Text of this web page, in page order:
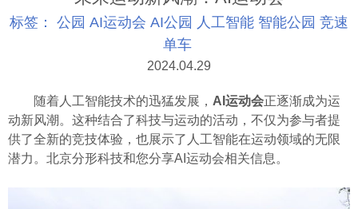
标签： 公园 AI运动会 AI公园 人工智能 智能公园 竞速
单车
2024.04.29
随着人工智能技术的迅猛发展， AI运动会正逐渐成为运
动新风潮。这种结合了科技与运动的活动，不仅为参与者提
供了全新的竞技体验，也展示了人工智能在运动领域的无限
潜力。北京分形科技和您分享AI运动会相关信息。